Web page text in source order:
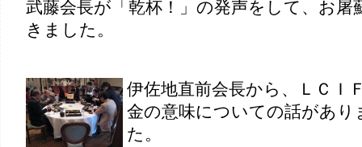
武藤会長が「乾杯！」の発声をして、お屠
きました。
伊佐地直前会長から、ＬＣＩ
金の意味についての話があり
た。